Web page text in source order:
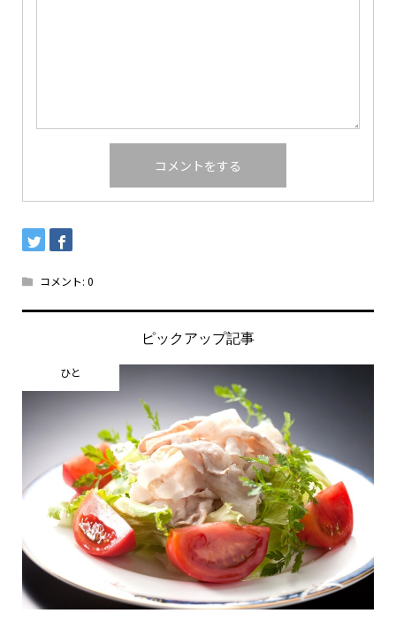
コメント: 0
ピックアップ記事
ひと